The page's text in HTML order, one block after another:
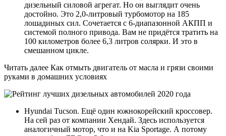
дизельный силовой агрегат. Но он выглядит очень
достойно. Это 2,0-литровый турбомотор на 185
лошадиных сил. Сочетается с 6-диапазонной АКПП и
системой полного привода. Вам не придётся тратить на
100 километров более 6,3 литров солярки. И это в
смешанном цикле.
Читать далее Как отмыть двигатель от масла и грязи своими
руками в домашних условиях
Hyundai Tucson. Ещё один южнокорейский кроссовер.
На сей раз от компании Хендай. Здесь используется
аналогичный мотор, что и на Kia Sportage. А потому